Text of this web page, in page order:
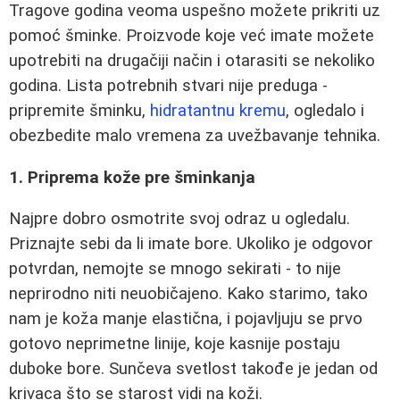
Tragove godina veoma uspešno možete prikriti uz
pomoć šminke. Proizvode koje već imate možete
upotrebiti na drugačiji način i otarasiti se nekoliko
godina. Lista potrebnih stvari nije preduga -
pripremite šminku, hidratantnu kremu, ogledalo i
obezbedite malo vremena za uvežbavanje tehnika.
1. Priprema kože pre šminkanja
Najpre dobro osmotrite svoj odraz u ogledalu.
Priznajte sebi da li imate bore. Ukoliko je odgovor
potvrdan, nemojte se mnogo sekirati - to nije
neprirodno niti neuobičajeno. Kako starimo, tako
nam je koža manje elastična, i pojavljuju se prvo
gotovo neprimetne linije, koje kasnije postaju
duboke bore. Sunčeva svetlost takođe je jedan od
krivaca što se starost vidi na koži.